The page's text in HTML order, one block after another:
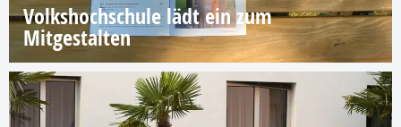
Volkshochschule lädt ein zum
Mitgestalten